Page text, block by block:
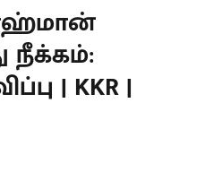
நீக்கம்:
| KKR |